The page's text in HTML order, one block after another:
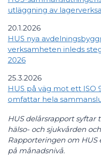
utläggning av
20.1.2026
HUS nya
verksamheten inleds
2026
25.3.2026
HUS på väg mot ett ISO
omfattar hela
HUS delårsrapport syftar
hälso- och sjukvården
Rapporteringen om HUS
på månadsnivå.